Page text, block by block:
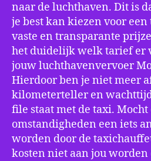
naar de luchthaven. Dit is
je best kan kiezen voor
vaste en transparante
het duidelijk welk tarief er
jouw luchthavenvervoer
Hierdoor ben je niet meer
kilometerteller en
file staat met de taxi. Mocht
omstandigheden een iets
worden door de
kosten niet aan jou